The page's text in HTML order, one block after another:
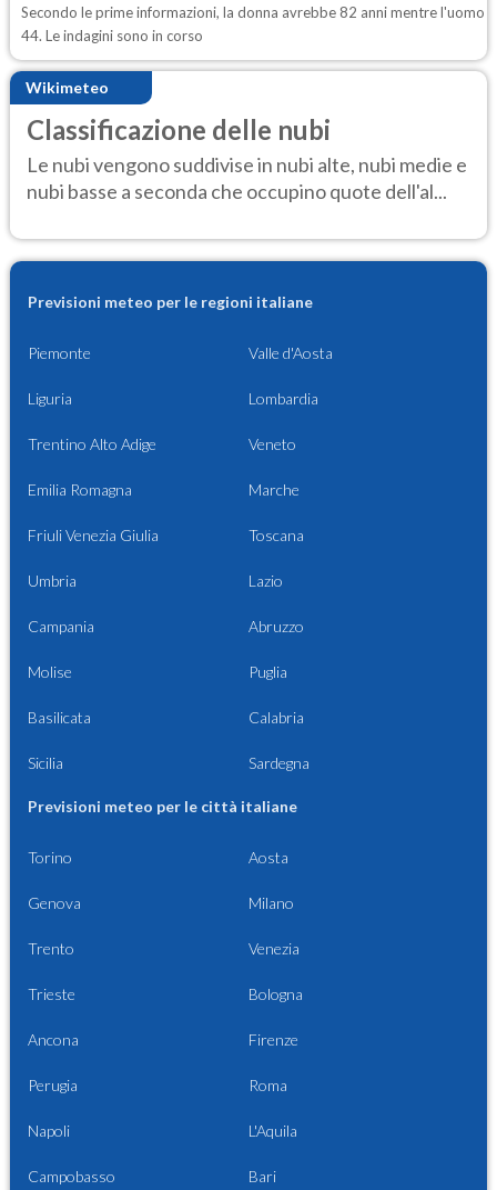
Secondo le prime informazioni, la donna avrebbe 82 anni mentre l'uomo
44. Le indagini sono in corso
Wikimeteo
Classificazione delle nubi
Le nubi vengono suddivise in nubi alte, nubi medie e
nubi basse a seconda che occupino quote dell'al...
Previsioni meteo per le regioni italiane
Piemonte Valle d'Aosta
Liguria Lombardia
Trentino Alto Adige Veneto
Emilia Romagna Marche
Friuli Venezia Giulia Toscana
Umbria Lazio
Campania Abruzzo
Molise Puglia
Basilicata Calabria
Sicilia Sardegna
Previsioni meteo per le città italiane
Torino Aosta
Genova Milano
Trento Venezia
Trieste Bologna
Ancona Firenze
Perugia Roma
Napoli L'Aquila
Campobasso Bari